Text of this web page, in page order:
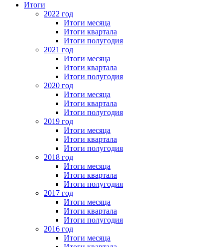
Итоги
2022 год
Итоги месяца
Итоги квартала
Итоги полугодия
2021 год
Итоги месяца
Итоги квартала
Итоги полугодия
2020 год
Итоги месяца
Итоги квартала
Итоги полугодия
2019 год
Итоги месяца
Итоги квартала
Итоги полугодия
2018 год
Итоги месяца
Итоги квартала
Итоги полугодия
2017 год
Итоги месяца
Итоги квартала
Итоги полугодия
2016 год
Итоги месяца